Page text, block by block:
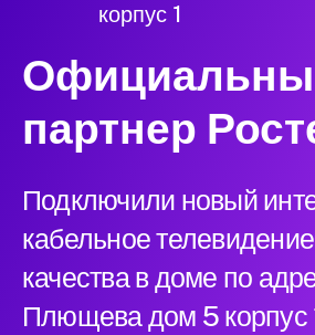
корпус 1
партнер
Подключили новый
кабельное
качества в доме по
Плющева дом 5 корпус